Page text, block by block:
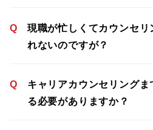
Q
現職が忙しくてカウンセリ
れないのですが？
Q
キャリアカウンセリング
る必要がありますか？